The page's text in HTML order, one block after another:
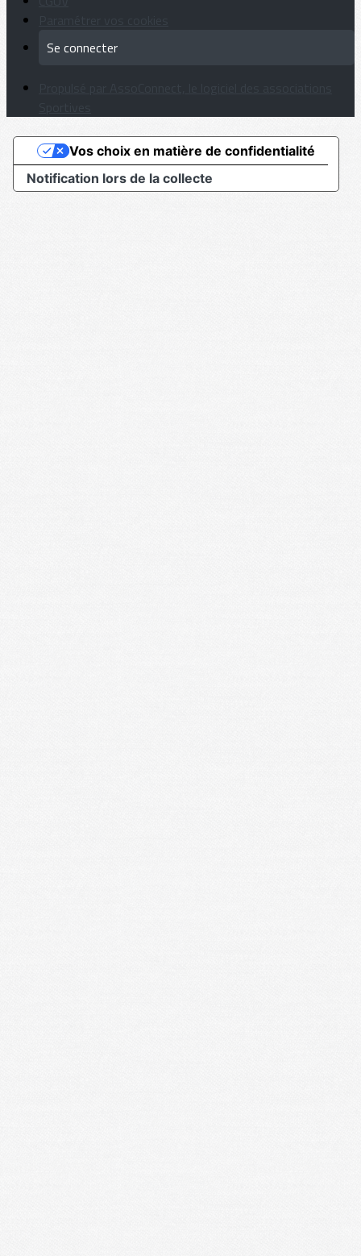
Se connecter
Notification lors de la collecte
Vos choix en matière de confidentialité